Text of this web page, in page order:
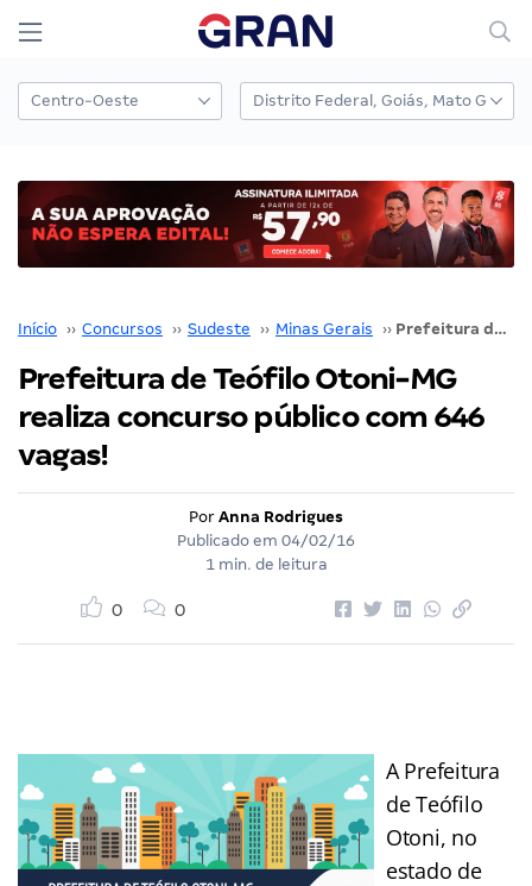
Início ›› Concursos ›› Sudeste ›› Minas Gerais ›› Prefeitura de Teófilo Otoni-MG realiza concurso público com 646 vagas!
Prefeitura de Teófilo Otoni-MG
realiza concurso público com 646
vagas!
Por Anna Rodrigues
Publicado em 04/02/16
1 min. de leitura
0 0
A Prefeitura
de Teófilo
Otoni, no
estado de